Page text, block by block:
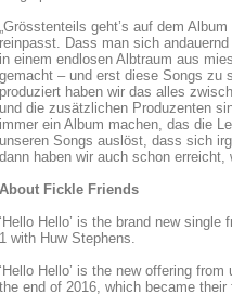
„Grösstenteils geht’s auf dem
reinpasst. Dass man sich
in einem endlosen Albtraum aus
gemacht – und erst diese Songs zu
produziert haben wir das alles
und die zusätzlichen Produzenten
immer ein Album machen, das die
unseren Songs auslöst, dass sich
dann haben wir auch schon erreicht,
About Fickle Friends
‘Hello Hello’ is the brand new
1 with Huw Stephens.
‘Hello Hello’ is the new offering
the end of 2016, which became